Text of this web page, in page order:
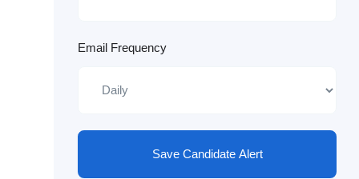
Email Frequency
Save Candidate Alert